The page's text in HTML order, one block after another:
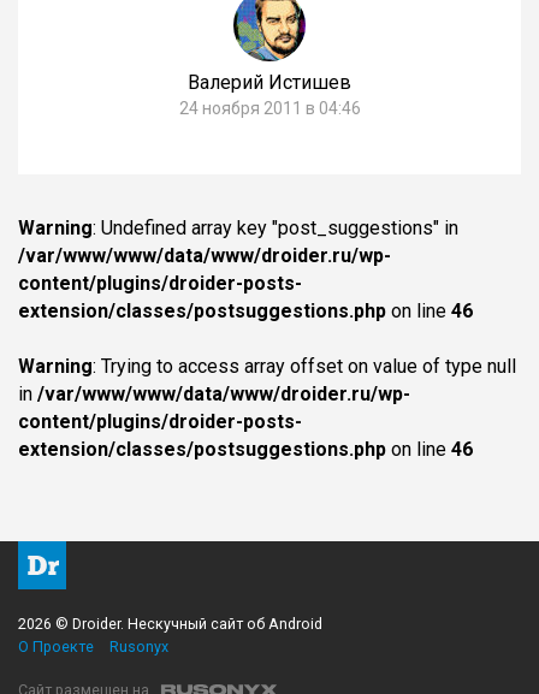
Валерий Истишев
24 ноября 2011 в 04:46
Warning: Undefined array key "post_suggestions" in
/var/www/www/data/www/droider.ru/wp-
content/plugins/droider-posts-
extension/classes/postsuggestions.php on line 46
Warning: Trying to access array offset on value of type null
in /var/www/www/data/www/droider.ru/wp-
content/plugins/droider-posts-
extension/classes/postsuggestions.php on line 46
2026 © Droider. Нескучный сайт об Android
О Проекте
Rusonyx
Сайт размещен на